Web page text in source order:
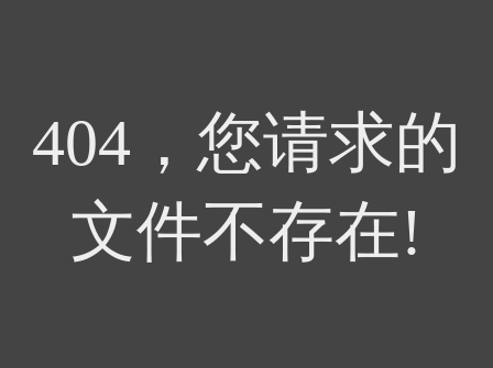
404，您请求的
文件不存在!